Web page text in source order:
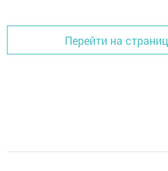
Перейти на